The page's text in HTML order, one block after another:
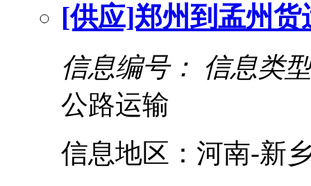
[供应]郑州到孟州货
信息编号： 信息类
公路运输
信息地区：河南-新